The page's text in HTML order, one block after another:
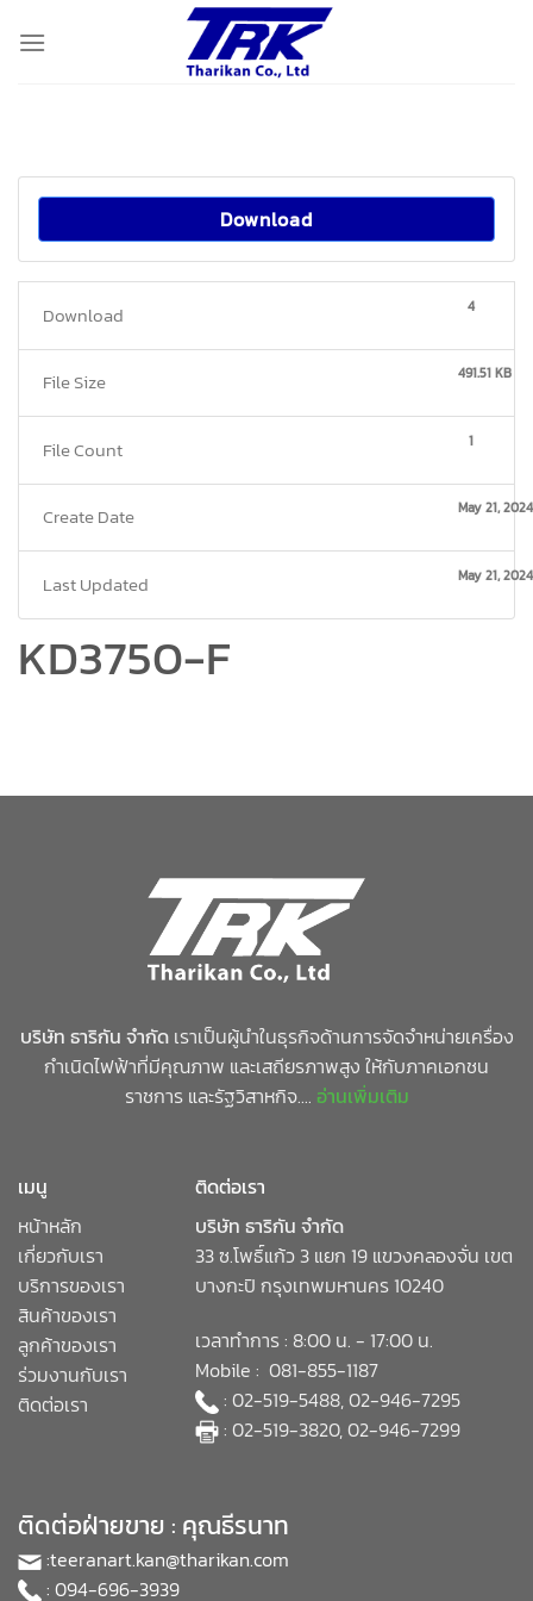
Download
Download 4
File Size 491.51 KB
File Count 1
Create Date May 21, 2024
Last Updated May 21, 2024
KD3750-F
บริษัท ธาริกัน จำกัดเราเป็นผู้นำในธุรกิจด้านการจัดจำหน่ายเครื่อง
กำเนิดไฟฟ้าที่มีคุณภาพ และเสถียรภาพสูง ให้กับภาคเอกชน
ราชการ และรัฐวิสาหกิจ.... อ่านเพิ่มเติม
เมนู
หน้าหลัก
เกี่ยวกับเรา
บริการของเรา
สินค้าของเรา
ลูกค้าของเรา
ร่วมงานกับเรา
ติดต่อเรา
ติดต่อเรา
บริษัท ธาริกัน จำกัด
33 ซ.โพธิ์แก้ว 3 แยก 19 แขวงคลองจั่น เขต
บางกะปิ กรุงเทพมหานคร 10240
เวลาทำการ : 8:00 น. - 17:00 น.
Mobile : 081-855-1187
: 02-519-5488, 02-946-7295
: 02-519-3820, 02-946-7299
ติดต่อฝ่ายขาย : คุณธีรนาท
:teeranart.kan@tharikan.com
: 094-696-3939